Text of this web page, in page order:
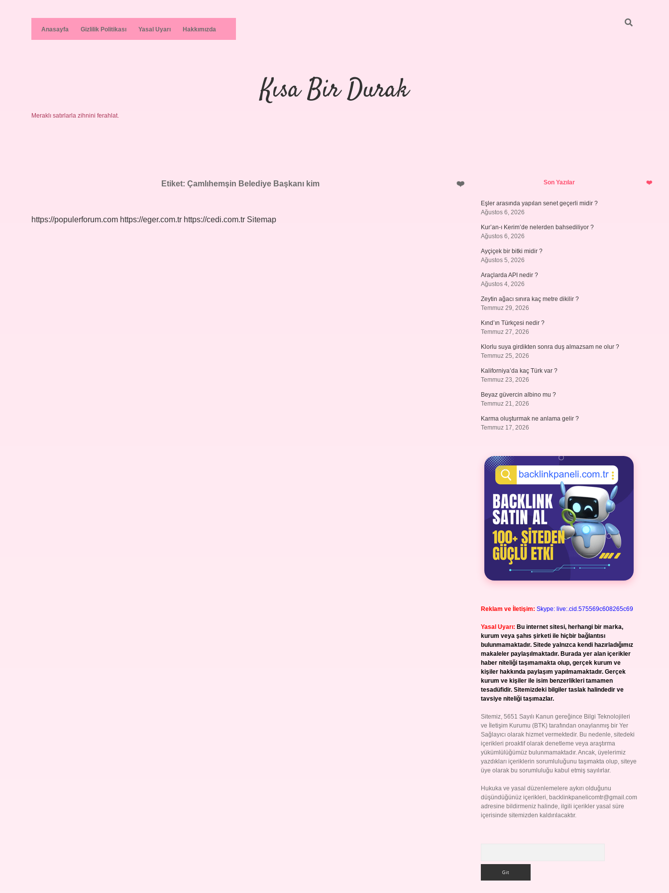
Anasayfa Gizlilik Politikası Yasal Uyarı Hakkımızda
Kısa Bir Durak
Meraklı satırlarla zihnini ferahlat.
Etiket: Çamlıhemşin Belediye Başkanı kim
https://populerforum.com https://eger.com.tr https://cedi.com.tr Sitemap
SidebarSon Yazılar
Eşler arasında yapılan senet geçerli midir ?
Ağustos 6, 2026
Kur’an-ı Kerim’de nelerden bahsediliyor ?
Ağustos 6, 2026
Ayçiçek bir bitki midir ?
Ağustos 5, 2026
Araçlarda API nedir ?
Ağustos 4, 2026
Zeytin ağacı sınıra kaç metre dikilir ?
Temmuz 29, 2026
Kınd’ın Türkçesi nedir ?
Temmuz 27, 2026
Klorlu suya girdikten sonra duş almazsam ne olur ?
Temmuz 25, 2026
Kaliforniya’da kaç Türk var ?
Temmuz 23, 2026
Beyaz güvercin albino mu ?
Temmuz 21, 2026
Karma oluşturmak ne anlama gelir ?
Temmuz 17, 2026
Reklam ve İletişim: Skype: live:.cid.575569c608265c69
Yasal Uyarı: Bu internet sitesi, herhangi bir marka,
kurum veya şahıs şirketi ile hiçbir bağlantısı
bulunmamaktadır. Sitede yalnızca kendi hazırladığımız
makaleler paylaşılmaktadır. Burada yer alan içerikler
haber niteliği taşımamakta olup, gerçek kurum ve
kişiler hakkında paylaşım yapılmamaktadır. Gerçek
kurum ve kişiler ile isim benzerlikleri tamamen
tesadüfidir. Sitemizdeki bilgiler taslak halindedir ve
tavsiye niteliği taşımazlar.
Sitemiz, 5651 Sayılı Kanun gereğince Bilgi Teknolojileri
ve İletişim Kurumu (BTK) tarafından onaylanmış bir Yer
Sağlayıcı olarak hizmet vermektedir. Bu nedenle, sitedeki
içerikleri proaktif olarak denetleme veya araştırma
yükümlülüğümüz bulunmamaktadır. Ancak, üyelerimiz
yazdıkları içeriklerin sorumluluğunu taşımakta olup, siteye
üye olarak bu sorumluluğu kabul etmiş sayılırlar.
Hukuka ve yasal düzenlemelere aykırı olduğunu
düşündüğünüz içerikleri, backlinkpanelicomtr@gmail.com
adresine bildirmeniz halinde, ilgili içerikler yasal süre
içerisinde sitemizden kaldırılacaktır.